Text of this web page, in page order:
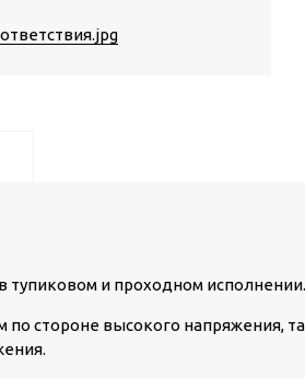
тупиковом и проходном исполнении.
стороне высокого напряжения,